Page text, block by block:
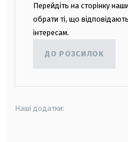
Перейдіть на сторінку
обрати ті, що
інтересам.
ДО РОЗСИЛОК
Наші додатки: